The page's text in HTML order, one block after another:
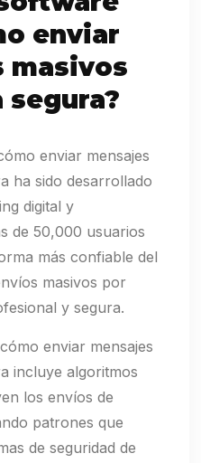
enviar
masivos
segura?
enviar mensajes
ha sido desarrollado
digital y
de 50,000 usuarios
más confiable del
masivos por
y segura.
enviar mensajes
incluye algoritmos
los envíos de
patrones que
de seguridad de